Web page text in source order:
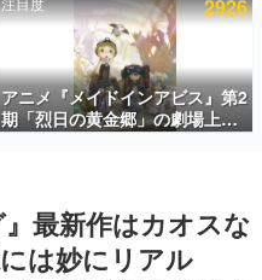
ページビュー数万以上！ などな
た、電ファミ渾身の“殿堂入り”記
の方々に製作時のエピソードをお
Rewards Program」を発表2926
アニメ『メイドインアビス』第2
期「烈日の黄金郷」の劇場上映
が決定！レグ役・伊瀬茉莉也さ
最新作はカオスな
は妙にリアル